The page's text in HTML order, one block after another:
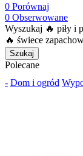
0 Porównaj
0 Obserwowane
Wyszukaj 🔥 piły i
🔥 świece
Szukaj
Polecane
- Dom i ogród